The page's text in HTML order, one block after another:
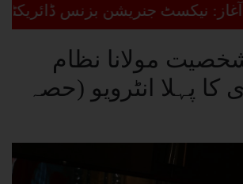
جنریشن بزنس ڈائریکٹری پلیٹ
مولانا نظام
کا پہلا انٹرویو (حصہ